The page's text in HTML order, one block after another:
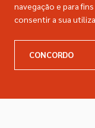
Catálogo
navegação e para
consentir a sua
CONCORDO